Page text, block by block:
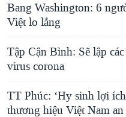
Bang Washington: 6
Việt lo lắng
Tập Cận Bình: Sẽ lập
virus corona
TT Phúc: ‘Hy sinh lợi
thương hiệu Việt Nam an